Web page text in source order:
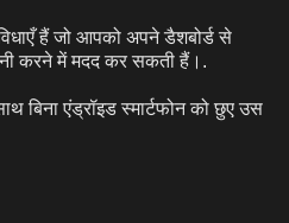
हैं जो आपको अपने डैशबोर्ड से
करने में मदद कर सकती हैं।.
बिना एंड्रॉइड स्मार्टफोन को छुए उस